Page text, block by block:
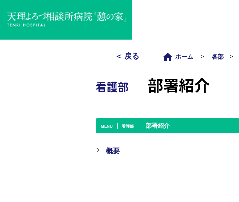
＜ 戻る ｜ home ホーム >各部
看護部 部署紹介
MENU ｜ 看護部 部署紹介
概要